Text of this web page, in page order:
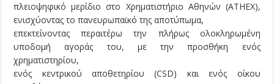
πλειοψηφικό μερίδιο στο Χρηματιστήριο Αθηνών (ATHEX),
ενισχύοντας το πανευρωπαϊκό της αποτύπωμα,
επεκτείνοντας περαιτέρω την πλήρως ολοκληρωμένη
υποδομή αγοράς του, με την προσθήκη ενός
χρηματιστηρίου,
ενός κεντρικού αποθετηρίου (CSD) και ενός οίκου